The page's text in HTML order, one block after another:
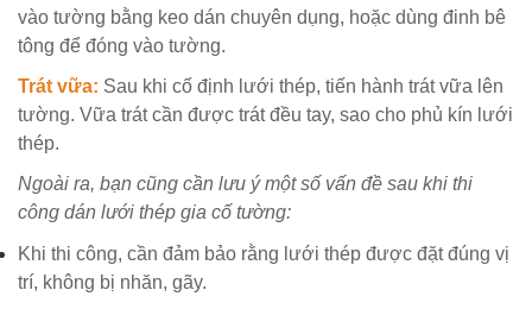
vào tường bằng keo dán chuyên dụng, hoặc dùng đinh bê
tông để đóng vào tường.
Trát vữa: Sau khi cố định lưới thép, tiến hành trát vữa lên
tường. Vữa trát cần được trát đều tay, sao cho phủ kín lưới
thép.
Ngoài ra, bạn cũng cần lưu ý một số vấn đề sau khi thi
công dán lưới thép gia cố tường:
Khi thi công, cần đảm bảo rằng lưới thép được đặt đúng vị
trí, không bị nhăn, gãy.